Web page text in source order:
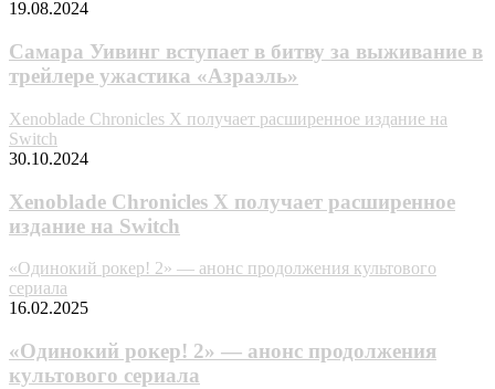
19.08.2024
Самара Уивинг вступает в битву за выживание в
трейлере ужастика «Азраэль»
Xenoblade Chronicles X получает расширенное издание на
Switch
30.10.2024
Xenoblade Chronicles X получает расширенное
издание на Switch
«Одинокий рокер! 2» — анонс продолжения культового
сериала
16.02.2025
«Одинокий рокер! 2» — анонс продолжения
культового сериала